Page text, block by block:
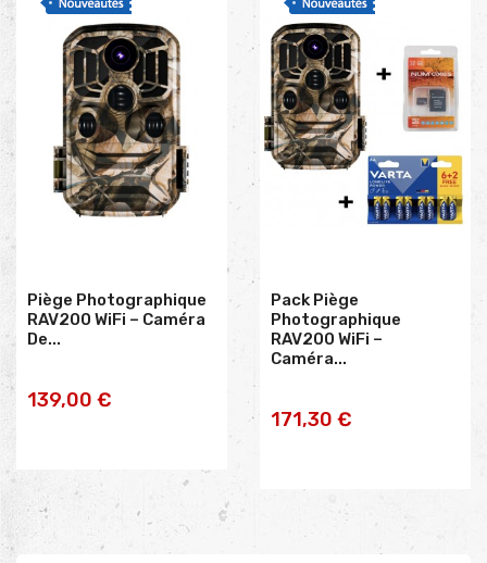
Piège Photographique
RAV200 WiFi – Caméra
De...
139,00 €AJOUTER AU
Pack Piège
Photographique
RAV200 WiFi –
Caméra...
171,30 €AJOUTER AU